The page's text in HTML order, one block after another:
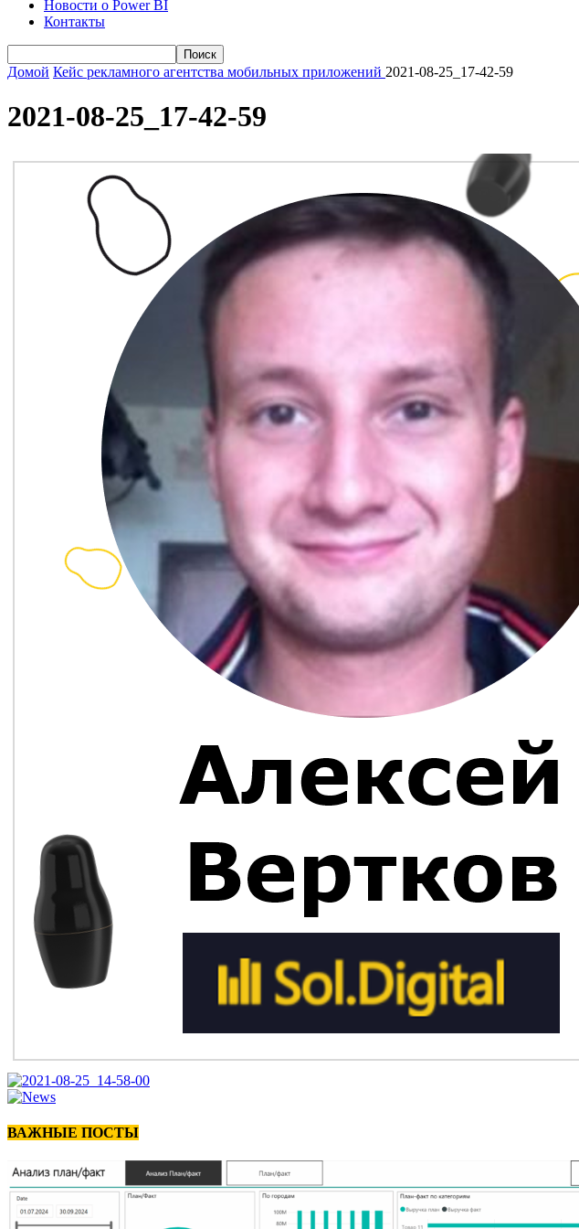
Новости о Power BI
Контакты
Домой Кейс рекламного агентства мобильных приложений 2021-08-25_17-42-59
2021-08-25_17-42-59
ВАЖНЫЕ ПОСТЫ